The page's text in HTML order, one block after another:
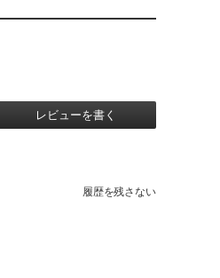
レビューを書く
履歴を残さない